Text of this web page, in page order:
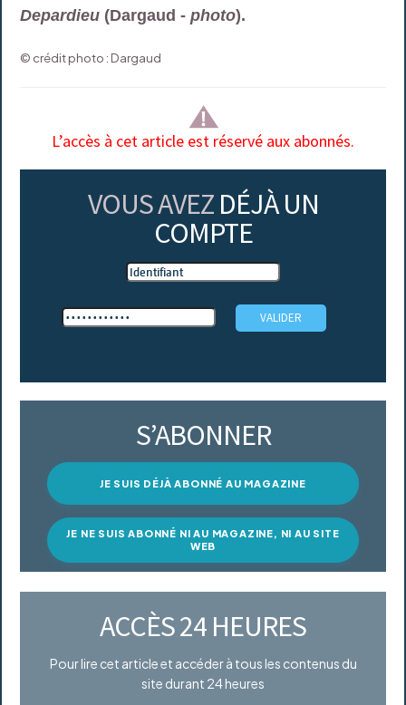
Depardieu (Dargaud -photo).
© crédit photo : Dargaud
L’accès à cet article est réservé aux abonnés.
VOUS AVEZ DÉJÀ UN
COMPTE
S’ABONNER
JE SUIS DÉJÀ ABONNÉ AU MAGAZINE
JE NE SUIS ABONNÉ NI AU MAGAZINE, NI AU SITE
WEB
ACCÈS 24 HEURES
Pour lire cet article et accéder à tous les contenus du
site durant 24 heures